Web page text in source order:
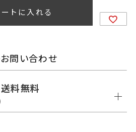
トに入れる
問い合わせ
送料無料